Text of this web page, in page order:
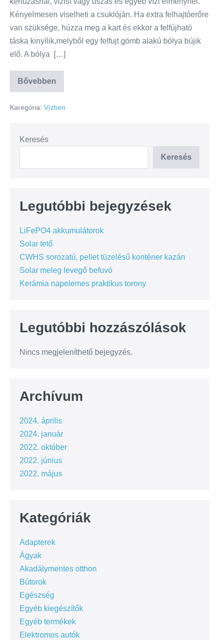
Kényelmesen viselheti a csuklóján. Ha extra felhajtóerőre
van szüksége, húzza meg a kart és ekkor a felfújható
táska kinyílik,melyből egy felfujt gömb alakú bólya bújik
elő. A bólya […]
Bővebben
Karegória: Vízben
Keresés
Keresés
Legutóbbi bejegyzések
LiFePO4 akkumulátorok
Solar tető
CWHS sorozatú, pellet tüzelésű konténer kazán
Solar meleg levegő befuvó
Kerámia napelemes praktikus torony
Legutóbbi hozzászólások
Nincs megjeleníthető bejegyzés.
Archívum
2024. április
2024. január
2022. október
2022. június
2022. május
Kategóriák
Adapterek
Ágyak
Akadálymentes otthon
Bútorok
Egészség
Egyéb kiegészítők
Egyéb termékek
Elektromos autók